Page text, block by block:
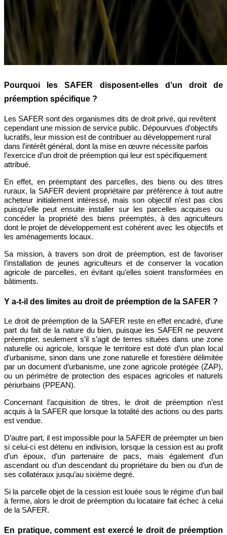
Pourquoi les SAFER disposent-elles d’un droit de
préemption spécifique ?
Les SAFER sont des organismes dits de droit privé, qui revêtent
cependant une mission de service public. Dépourvues d’objectifs
lucratifs, leur mission est de contribuer au développement rural
dans l’intérêt général, dont la mise en œuvre nécessite parfois
l’exercice d’un droit de préemption qui leur est spécifiquement
attribué.
En effet, en préemptant des parcelles, des biens ou des titres
ruraux, la SAFER devient propriétaire par préférence à tout autre
acheteur initialement intéressé, mais son objectif n’est pas clos
puisqu’elle peut ensuite installer sur les parcelles acquises ou
concéder la propriété des biens préemptés, à des agriculteurs
dont le projet de développement est cohérent avec les objectifs et
les aménagements locaux.
Sa mission, à travers son droit de préemption, est de favoriser
l’installation de jeunes agriculteurs et de conserver la vocation
agricole de parcelles, en évitant qu’elles soient transformées en
bâtiments.
Y a-t-il des limites au droit de préemption de la SAFER ?
Le droit de préemption de la SAFER reste en effet encadré, d’une
part du fait de la nature du bien, puisque les SAFER ne peuvent
préempter, seulement s’il s’agit de terres situées dans une zone
naturelle ou agricole, lorsque le territoire est doté d’un plan local
d’urbanisme, sinon dans une zone naturelle et forestière délimitée
par un document d’urbanisme, une zone agricole protégée (ZAP),
ou un périmètre de protection des espaces agricoles et naturels
périurbains (PPEAN).
Concernant l’acquisition de titres, le droit de préemption n’est
acquis à la SAFER que lorsque la totalité des actions ou des parts
est vendue.
D’autre part, il est impossible pour la SAFER de préempter un bien
si celui-ci est détenu en indivision, lorsque la cession est au profit
d’un époux, d’un partenaire de pacs, mais également d’un
ascendant ou d’un descendant du propriétaire du bien ou d’un de
ses collatéraux jusqu’au sixième degré.
Si la parcelle objet de la cession est louée sous le régime d’un bail
à ferme, alors le droit de préemption du locataire fait échec à celui
de la SAFER.
En pratique, comment est exercé le droit de préemption